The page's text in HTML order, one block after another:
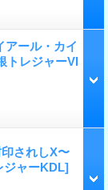
アール・カイ
トレジャーVI
されしX〜
ジャーKDL]